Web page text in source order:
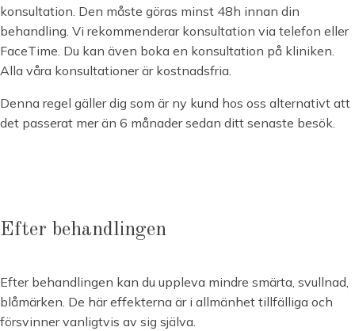
konsultation. Den måste göras minst 48h innan din
behandling. Vi rekommenderar konsultation via telefon eller
FaceTime. Du kan även boka en konsultation på kliniken.
Alla våra konsultationer är kostnadsfria.
Denna regel gäller dig som är ny kund hos oss alternativt att
det passerat mer än 6 månader sedan ditt senaste besök.
Efter behandlingen
Efter behandlingen kan du uppleva mindre smärta, svullnad,
blåmärken. De här effekterna är i allmänhet tillfälliga och
försvinner vanligtvis av sig själva.